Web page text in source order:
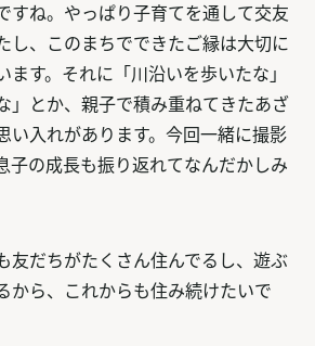
すね。やっぱり子育てを通して交友
し、このまちでできたご縁は大切に
ます。それに「川沿いを歩いたな」
」とか、親子で積み重ねてきたあざ
い入れがあります。今回一緒に撮影
子の成長も振り返れてなんだかしみ
友だちがたくさん住んでるし、遊ぶ
から、これからも住み続けたいで